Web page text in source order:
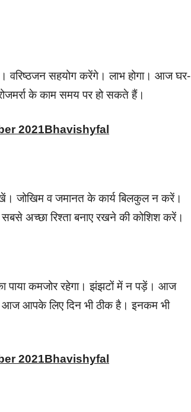
वरिष्ठजन सहयोग करेंगे। लाभ होगा। आज घर-
के काम समय पर हो सकते हैं।
2021Bhavishyfal
जोखिम व जमानत के कार्य बिलकुल न करें।
अच्छा रिश्ता बनाए रखने की कोशिश करें।
का पाया कमजोर रहेगा। झंझटों में न पड़ें। आज
आपके लिए दिन भी ठीक है। इनकम भी
2021Bhavishyfal